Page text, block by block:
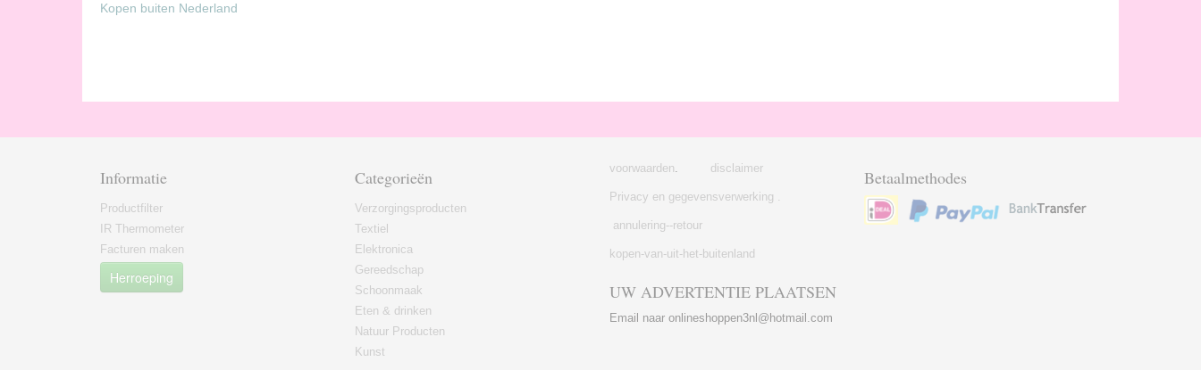
Kopen buiten Nederland
Informatie
Productfilter
IR Thermometer
Facturen maken
Herroeping
Categorieën
Verzorgingsproducten
Textiel
Elektronica
Gereedschap
Schoonmaak
Eten & drinken
Natuur Producten
Kunst
voorwaarden. disclaimer
Privacy en gegevensverwerking .
annulering--retour
kopen-van-uit-het-buitenland
UW ADVERTENTIE PLAATSEN
Email naar onlineshoppen3nl@hotmail.com
Betaalmethodes